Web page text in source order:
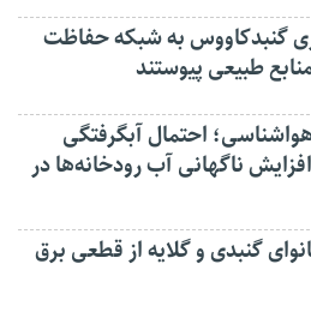
گنبدکاووس به شبکه حفاظت
طبیعی پیوستند
احتمال آبگرفتگی
ناگهانی آب رودخانه‌ها در
گنبدی و گلایه از قطعی برق